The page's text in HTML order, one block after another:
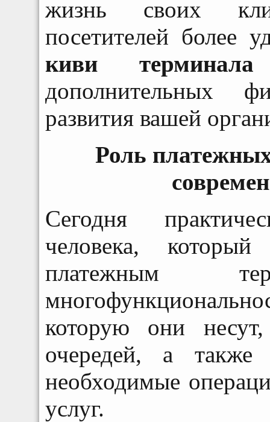
жизнь своих
посетителей более
киви терминала
дополнительных
развития вашей
Роль
Сегодня
человека,
платежным
которую они
очередей, а также
необходимые
услуг.